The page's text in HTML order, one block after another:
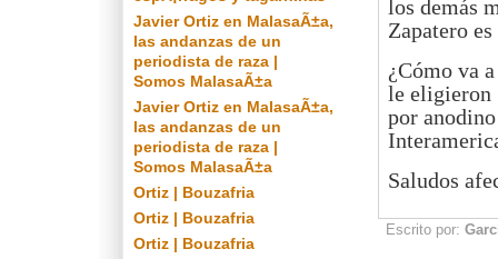
los demás
Zapatero
¿Cómo va
le eligieron
por
Saludos
Escrito por:
Javier Ortiz en MalasaÃ±a,
las andanzas de un
periodista de raza |
Somos MalasaÃ±a
Javier Ortiz en MalasaÃ±a,
las andanzas de un
periodista de raza |
Somos MalasaÃ±a
Ortiz | Bouzafria
Ortiz | Bouzafria
Ortiz | Bouzafria